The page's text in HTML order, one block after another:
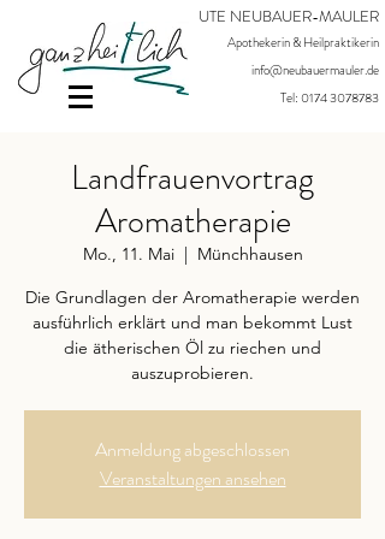
UTE NEUBAUER-MAULER
Apothekerin & Heilpraktikerin
info@neubauermauler.de
Tel:0174 3078783
Landfrauenvortrag
Aromatherapie
Mo., 11. Mai
  |
Münchhausen
Die Grundlagen der Aromatherapie werden
ausführlich erklärt und man bekommt Lust
die ätherischen Öl zu riechen und
auszuprobieren.
Anmeldung abgeschlossen
Veranstaltungen ansehen